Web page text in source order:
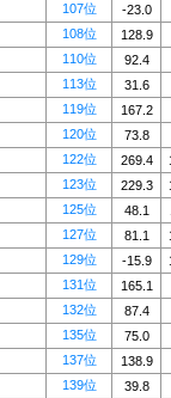
107位
-23.0
108位
128.9
110位
92.4
113位
31.6
119位
167.2
120位
73.8
122位 269.4
123位 229.3
125位 48.1
127位 81.1
129位 -15.9
131位
165.1
132位
87.4
135位
75.0
137位
138.9
139位
39.8